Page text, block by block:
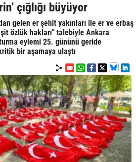
çığlığı büyüyor
gelen er şehit yakınları ile er ve erbaş
özlük hakları" talebiyle Ankara
eylemi 25. gününü geride
bir aşamaya ulaştı